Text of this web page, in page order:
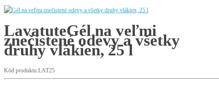
LavatuteGél na veľmi
znečistené odevy a všetky
druhy vlákien, 25 l
Kód produktu:LAT25